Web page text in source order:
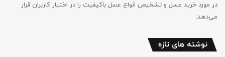
در مورد خرید عسل و تشخیص انواع عسل باکیفیت را در اختیار کاربران قرار
می‌دهد.
نوشته های تازه